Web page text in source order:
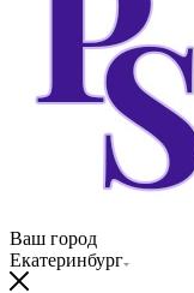
Ваш город
Екатеринбург